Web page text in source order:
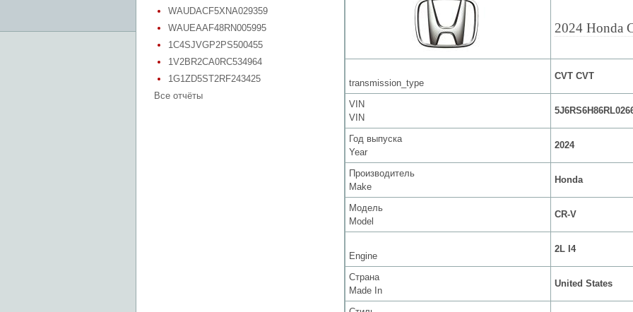
WAUDACF5XNA029359
WAUEAAF48RN005995
1C4SJVGP2PS500455
1V2BR2CA0RC534964
1G1ZD5ST2RF243425
Все отчёты
2024 Honda
transmission_type
CVT CVT
VIN
VIN
Год выпуска
Year
2024
Производитель
Make
Honda
Модель
Model
CR-V
Engine
2L I4
Страна
Made In
United States